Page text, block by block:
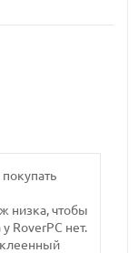
низка, чтобы
RoverPC нет.